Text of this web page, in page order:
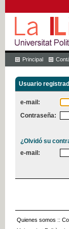
Principal
Usuario
e-mail:
Contraseña:
¿Olvidó su
e-mail:
Quienes somos ::